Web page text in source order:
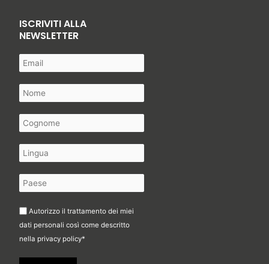
ISCRIVITI ALLA
NEWSLETTER
Autorizzo il trattamento dei miei
dati personali così come descritto
nella privacy policy*